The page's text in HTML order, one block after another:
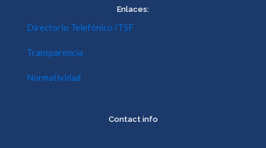
Enlaces:
Directorio Telefónico ITSF
Transparencia
Normatividad
Contact info